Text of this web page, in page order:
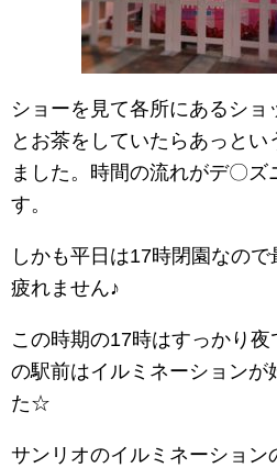
ショーを見て各所にあるショ
とお茶をしていたらあっとい
ました。時間の流れがデ〇ズ
す。
しかも平日は17時閉園なの
疲れません♪
この時期の17時はすっかり
の駅前はイルミネーションが
た☆
サンリオのイルミネーション